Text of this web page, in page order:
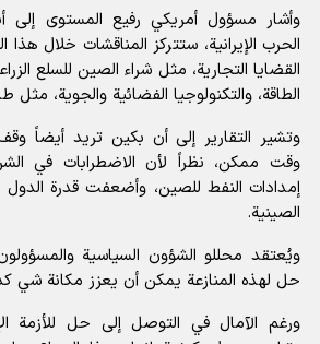
وأشار مسؤول أمريكي رفيع المستوى إلى
الحرب الإيرانية، ستتركز المناقشات خلال
القضايا التجارية، مثل شراء الصين للسلع
الطاقة، والتكنولوجيا الفضائية والجوية، مثل
وتشير التقارير إلى أن بكين تريد أيضاً
وقت ممكن، نظراً لأن الاضطرابات في
إمدادات النفط للصين، وأضعفت قدرة الدول
الصينية.
ويُعتقد محللو الشؤون السياسية
حل لهذه المنازعة يمكن أن يعزز مكانة شي
ورغم الآمال في التوصل إلى حل للأزمة